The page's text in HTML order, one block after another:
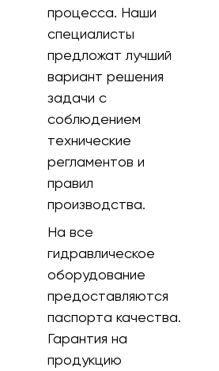
процесса. Наши
специалисты
предложат лучший
вариант решения
задачи с
соблюдением
технические
регламентов и
правил
производства.
На все
гидравлическое
оборудование
предоставляются
паспорта качества.
Гарантия на
продукцию